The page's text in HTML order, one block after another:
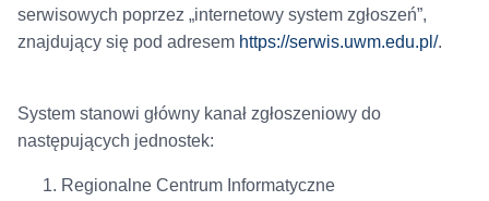
serwisowych poprzez „internetowy system zgłoszeń”,
znajdujący się pod adresem https://serwis.uwm.edu.pl/.
System stanowi główny kanał zgłoszeniowy do
następujących jednostek:
Regionalne Centrum Informatyczne